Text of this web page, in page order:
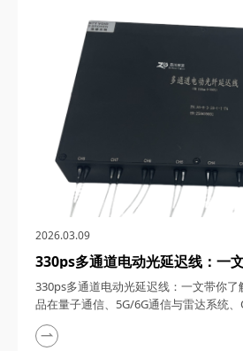
越的性能和稳定的表现，成为了市场上
2026.03.09
330ps多通道电动光延迟线：一
详解梓冠产品在量子通信、5G/
统、OCT、太赫兹等领域的实际
330ps多通道电动光延迟线：一文带你
品在量子通信、5G/6G通信与雷达系统、
实际应用 330ps多通道电动光延迟线，
飞速发展中，凭借其高精度、多通道、可